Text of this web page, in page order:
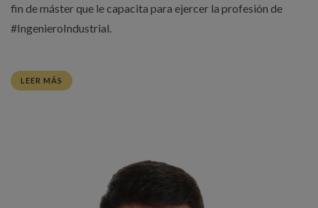
fin de máster que le capacita para ejercer la profesión de
#IngenieroIndustrial.
LEER MÁS